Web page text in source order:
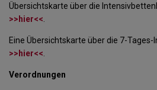
Übersichtskarte über die
>>hier<<
Eine Übersichtskarte über die 7-
>>hier<<
Verordnungen